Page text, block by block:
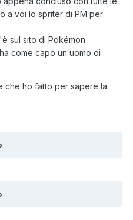
a voi lo spriter di PM per
sul sito di Pokémon
come capo un uomo di
che ho fatto per sapere la